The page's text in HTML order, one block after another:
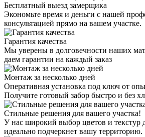
Бесплатный выезд замерщика
Экономьте время и деньги с нашей
консультацией прямо на вашем участке.
Гарантия качества
Мы уверены в долговечности наших
даем гарантии на каждый заказ
Монтаж за несколько дней
Оперативная установка под ключ от
Получите готовый забор быстро и без
Стильные решения для вашего участка!
У нас широкий выбор цветов и текстур
идеально подчеркнет вашу территорию.